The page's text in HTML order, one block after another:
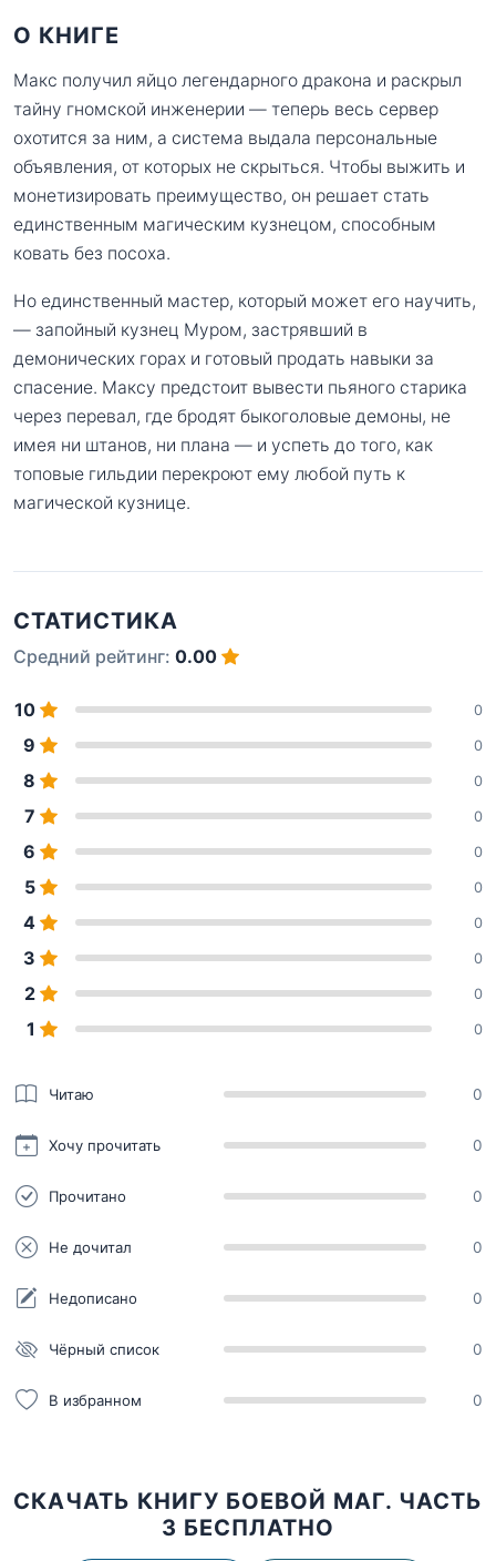
О КНИГЕ
Макс получил яйцо легендарного дракона и раскрыл
тайну гномской инженерии — теперь весь сервер
охотится за ним, а система выдала персональные
объявления, от которых не скрыться. Чтобы выжить и
монетизировать преимущество, он решает стать
единственным магическим кузнецом, способным
ковать без посоха.
Но единственный мастер, который может его научить,
— запойный кузнец Муром, застрявший в
демонических горах и готовый продать навыки за
спасение. Максу предстоит вывести пьяного старика
через перевал, где бродят быкоголовые демоны, не
имея ни штанов, ни плана — и успеть до того, как
топовые гильдии перекроют ему любой путь к
магической кузнице.
СТАТИСТИКА
Средний рейтинг: 0.00
10 0
9 0
8 0
7 0
6 0
5 0
4 0
3 0
2 0
1 0
Читаю 0
Хочу прочитать 0
Прочитано 0
Не дочитал 0
Недописано 0
Чёрный список 0
В избранном 0
СКАЧАТЬ КНИГУ БОЕВОЙ МАГ. ЧАСТЬ
3 БЕСПЛАТНО